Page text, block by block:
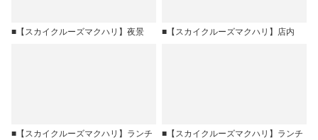
■【スカイクルーズマクハリ】夜景 ■【スカイクルーズマクハリ】店内
■【スカイクルーズマクハリ】ランチ
■【スカイクルーズマクハリ】ランチ